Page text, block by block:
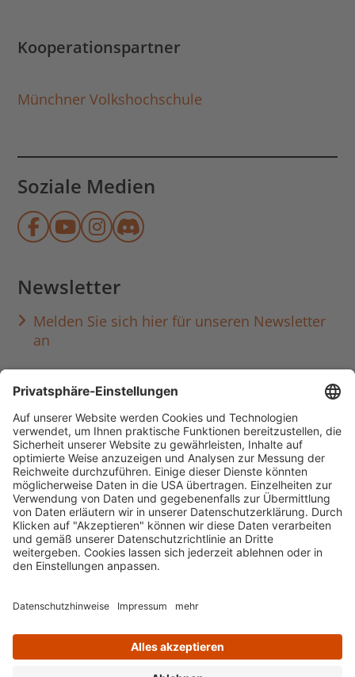
Kooperationspartner
Münchner Volkshochschule
Soziale Medien
Münchner Stadtbibliothek auf
Münchner Stadtbibliothek auf
Münchner Stadtbibliothek
Münchner
Newsletter
Melden Sie sich hier für unseren Newsletter
an
Häufig aufgerufen
Standorte & Öffnungszeiten
anmelden & ausleihen
Ausbildung & Karriere
Impressum Datenschutz Barrierefreiheit
literaturportal-bayern.de